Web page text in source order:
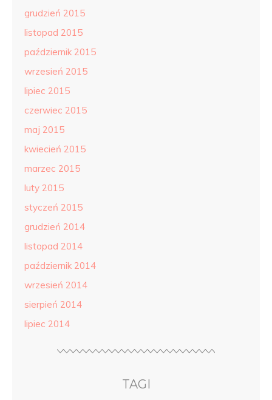
grudzień 2015
listopad 2015
październik 2015
wrzesień 2015
lipiec 2015
czerwiec 2015
maj 2015
kwiecień 2015
marzec 2015
luty 2015
styczeń 2015
grudzień 2014
listopad 2014
październik 2014
wrzesień 2014
sierpień 2014
lipiec 2014
TAGI